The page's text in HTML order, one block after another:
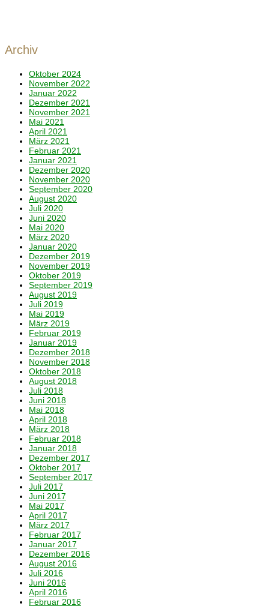
Archiv
Oktober 2024
November 2022
Januar 2022
Dezember 2021
November 2021
Mai 2021
April 2021
März 2021
Februar 2021
Januar 2021
Dezember 2020
November 2020
September 2020
August 2020
Juli 2020
Juni 2020
Mai 2020
März 2020
Januar 2020
Dezember 2019
November 2019
Oktober 2019
September 2019
August 2019
Juli 2019
Mai 2019
März 2019
Februar 2019
Januar 2019
Dezember 2018
November 2018
Oktober 2018
August 2018
Juli 2018
Juni 2018
Mai 2018
April 2018
März 2018
Februar 2018
Januar 2018
Dezember 2017
Oktober 2017
September 2017
Juli 2017
Juni 2017
Mai 2017
April 2017
März 2017
Februar 2017
Januar 2017
Dezember 2016
August 2016
Juli 2016
Juni 2016
April 2016
Februar 2016